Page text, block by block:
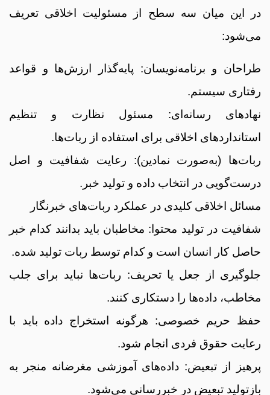
در این میان سه سطح از مسئولیت اخلاقی تعریف
می‌شود:
طراحان و برنامه‌نویسان: پایه‌گذار ارزش‌ها و قواعد
رفتاری سیستم.
نهادهای رسانه‌ای: مسئول نظارت و تنظیم
استانداردهای اخلاقی برای استفاده از ربات‌ها.
ربات‌ها (به‌صورت نمادین): رعایت شفافیت و اصل
درست‌گویی در انتخاب داده و تولید خبر.
مسائل اخلاقی کلیدی در عملکرد ربات‌های خبرنگار
شفافیت در تولید محتوا: مخاطبان باید بدانند کدام خبر
حاصل کار انسان است و کدام توسط ربات تولید شده.
جلوگیری از جعل یا تحریف: ربات‌ها نباید برای جلب
مخاطب، داده‌ها را دستکاری کنند.
حفظ حریم خصوصی: هرگونه استخراج داده باید با
رعایت حقوق فردی انجام شود.
پرهیز از تبعیض: داده‌های آموزشی مغرضانه منجر به
بازتولید تبعیض در خبررسانی می‌شود.